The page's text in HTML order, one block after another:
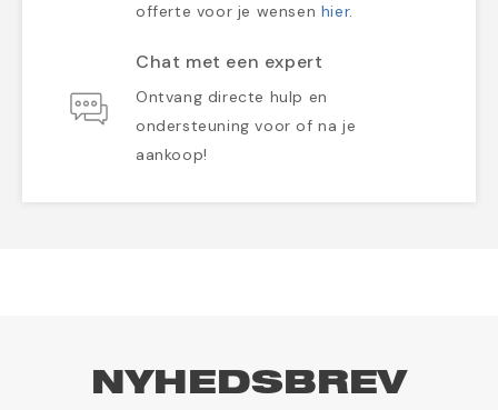
offerte voor je wensen hier.
Chat met een expert
Ontvang directe hulp en
ondersteuning voor of na je
aankoop!
NYHEDSBREV